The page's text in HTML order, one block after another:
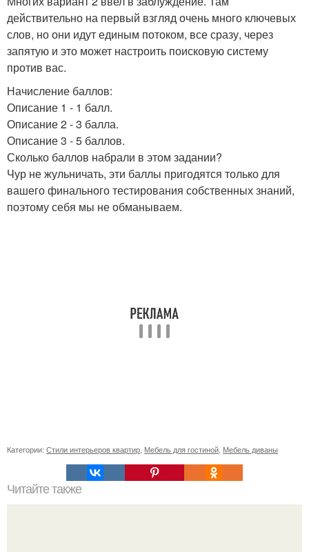
действительно на первый взгляд очень много ключевых
слов, но они идут единым потоком, все сразу, через
запятую и это может настроить поисковую систему
против вас.
Начисление баллов:
Описание 1 - 1 балл.
Описание 2 - 3 балла.
Описание 3 - 5 баллов.
Сколько баллов набрали в этом задании?
Чур не жульничать, эти баллы пригодятся только для
вашего финального тестирования собственных знаний,
поэтому себя мы не обманываем.
Категории: Стили интерьеров квартир Мебель для гостиной Мебель диваны
Читайте также